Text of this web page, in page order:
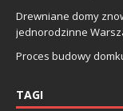
Drewniane domy
jednorodzinne
Proces budowy
TAGI